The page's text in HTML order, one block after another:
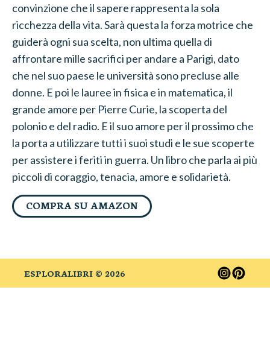
convinzione che il sapere rappresenta la sola
ricchezza della vita. Sarà questa la forza motrice che
guiderà ogni sua scelta, non ultima quella di
affrontare mille sacrifici per andare a Parigi, dato
che nel suo paese le università sono precluse alle
donne. E poi le lauree in fisica e in matematica, il
grande amore per Pierre Curie, la scoperta del
polonio e del radio. E il suo amore per il prossimo che
la porta a utilizzare tutti i suoi studi e le sue scoperte
per assistere i feriti in guerra. Un libro che parla ai più
piccoli di coraggio, tenacia, amore e solidarietà.
COMPRA SU AMAZON
ESPLORALIBRI © 2026